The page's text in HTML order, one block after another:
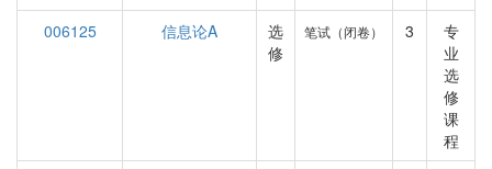
006125
信息论A
选
修
笔试（闭卷） 3
专
业
选
修
课
程